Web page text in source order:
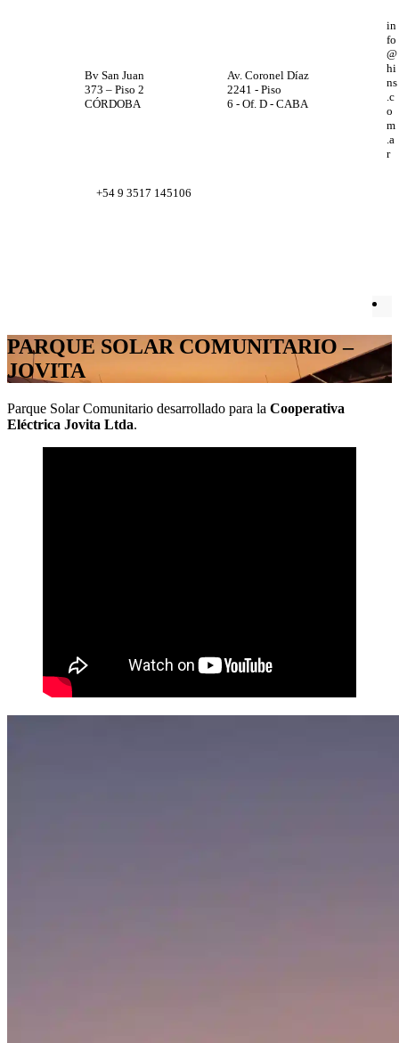
Bv San Juan
373 – Piso 2
CÓRDOBA
Av. Coronel Díaz
2241 - Piso
6 - Of. D - CABA
in
fo
@
hi
ns
.c
o
m
.a
r
+54 9 3517 145106
PARQUE SOLAR COMUNITARIO –
JOVITA
Parque Solar Comunitario desarrollado para la Cooperativa
Eléctrica Jovita Ltda.